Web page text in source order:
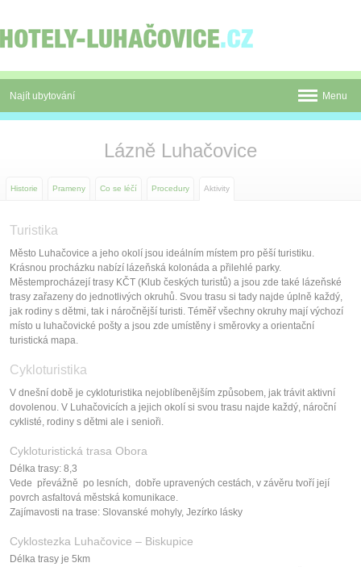
Najít ubytování
Mapa
Luhačovice
O nás
Kontakt
Menu
Lázně Luhačovice
Historie Prameny Co se léčí Procedury Aktivity
Turistika
Město Luhačovice a jeho okolí jsou ideálním místem pro pěší turistiku.
Krásnou procházku nabízí lázeňská kolonáda a přilehlé parky.
Městemprocházejí trasy KČT (Klub českých turistů) a jsou zde také lázeňské
trasy zařazeny do jednotlivých okruhů. Svou trasu si tady najde úplně každý,
jak rodiny s dětmi, tak i náročnější turisti. Téměř všechny okruhy mají výchozí
místo u luhačovické pošty a jsou zde umístěny i směrovky a orientační
turistická mapa.
Cykloturistika
V dnešní době je cykloturistika nejoblíbenějším způsobem, jak trávit aktivní
dovolenou. V Luhačovicích a jejich okolí si svou trasu najde každý, nároční
cyklisté, rodiny s dětmi ale i senioři.
Cykloturistická trasa Obora
Délka trasy: 8,3
Vede převážně po lesních, dobře upravených cestách, v závěru tvoří její
povrch asfaltová městská komunikace.
Zajímavosti na trase: Slovanské mohyly, Jezírko lásky
Cyklostezka Luhačovice – Biskupice
Délka trasy je 5km